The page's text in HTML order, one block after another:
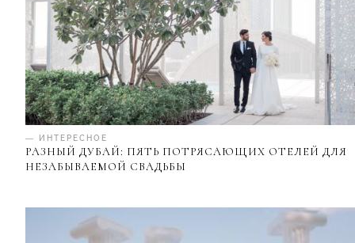
— ИНТЕРЕСНОЕ
РАЗНЫЙ ДУБАЙ: ПЯТЬ ПОТРЯСАЮЩИХ ОТЕЛЕЙ ДЛЯ
НЕЗАБЫВАЕМОЙ СВАДЬБЫ